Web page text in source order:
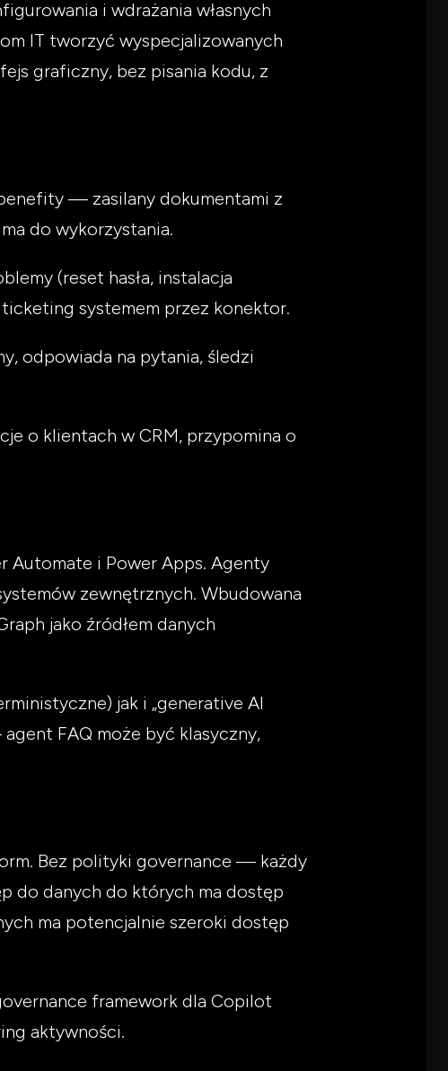
i wdrażania własnych
IT tworzyć wyspecjalizowanych
graficzny, bez pisania kodu, z
— zasilany dokumentami z
do wykorzystania.
(reset hasła, instalacja
systemem przez konektor.
odpowiada na pytania, śledzi
o klientach w CRM, przypomina o
Automate i Power Apps. Agenty
zewnętrznych. Wbudowana
jako źródłem danych
jak i „generative AI
FAQ może być klasyczny,
Bez polityki governance — każdy
do danych do których ma dostęp
ma potencjalnie szeroki dostęp
framework dla Copilot
aktywności.